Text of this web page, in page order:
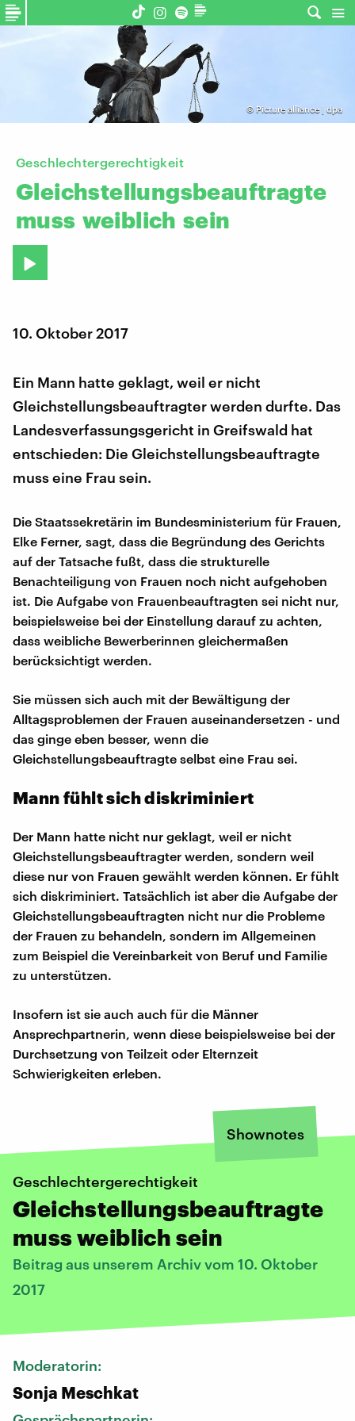
© Picture alliance | dpa
Geschlechtergerechtigkeit
Gleichstellungsbeauftragte
muss weiblich sein
10. Oktober 2017
Ein Mann hatte geklagt, weil er nicht
Gleichstellungsbeauftragter werden durfte. Das
Landesverfassungsgericht in Greifswald hat
entschieden: Die Gleichstellungsbeauftragte
muss eine Frau sein.
Die Staatssekretärin im Bundesministerium für Frauen,
Elke Ferner, sagt, dass die Begründung des Gerichts
auf der Tatsache fußt, dass die strukturelle
Benachteiligung von Frauen noch nicht aufgehoben
ist. Die Aufgabe von Frauenbeauftragten sei nicht nur,
beispielsweise bei der Einstellung darauf zu achten,
dass weibliche Bewerberinnen gleichermaßen
berücksichtigt werden.
Sie müssen sich auch mit der Bewältigung der
Alltagsproblemen der Frauen auseinandersetzen - und
das ginge eben besser, wenn die
Gleichstellungsbeauftragte selbst eine Frau sei.
Mann fühlt sich diskriminiert
Der Mann hatte nicht nur geklagt, weil er nicht
Gleichstellungsbeauftragter werden, sondern weil
diese nur von Frauen gewählt werden können. Er fühlt
sich diskriminiert. Tatsächlich ist aber die Aufgabe der
Gleichstellungsbeauftragten nicht nur die Probleme
der Frauen zu behandeln, sondern im Allgemeinen
zum Beispiel die Vereinbarkeit von Beruf und Familie
zu unterstützen.
Insofern ist sie auch auch für die Männer
Ansprechpartnerin, wenn diese beispielsweise bei der
Durchsetzung von Teilzeit oder Elternzeit
Schwierigkeiten erleben.
Shownotes
Geschlechtergerechtigkeit
Gleichstellungsbeauftragte
muss weiblich sein
Beitrag aus unserem Archiv vom 10. Oktober
2017
Moderatorin:
Sonja Meschkat